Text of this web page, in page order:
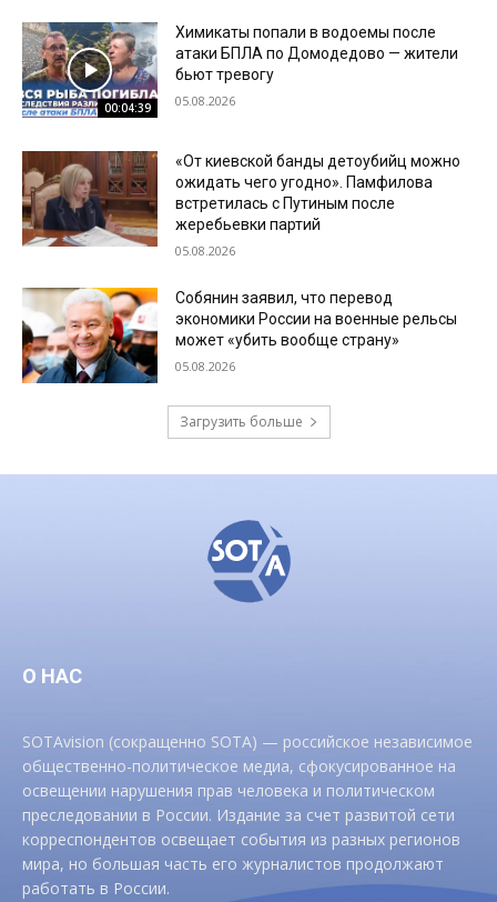
00:04:39
Химикаты попали в водоемы после
атаки БПЛА по Домодедово — жители
бьют тревогу
05.08.2026
«От киевской банды детоубийц можно
ожидать чего угодно». Памфилова
встретилась с Путиным после
жеребьевки партий
05.08.2026
Собянин заявил, что перевод
экономики России на военные рельсы
может «убить вообще страну»
05.08.2026
Загрузить больше
О НАС
SOTAvision (сокращенно SOTA) — российское независимое
общественно-политическое медиа, сфокусированное на
освещении нарушения прав человека и политическом
преследовании в России. Издание за счет развитой сети
корреспондентов освещает события из разных регионов
мира, но большая часть его журналистов продолжают
работать в России.